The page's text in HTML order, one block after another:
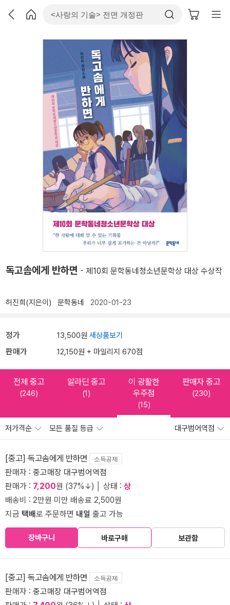
독고솜에게 반하면 - 제10회 문학동네청소년문학상 대상 수상작
허진희(지은이) 문학동네 2020-01-23
정가 13,500원 새상품보기
판매가 12,150원 + 마일리지 670점
전체 중고
(246)
알라딘 중고
(1)
이 광활한
우주점
(15)
판매자 중고
(230)
저가격순 모든 품질 등급 대구범어역점
[중고] 독고솜에게 반하면 소득공제
판매자 : 중고매장 대구범어역점
판매가 : 7,200원 (37%↓) │ 상태 : 상
배송비 : 2만원 미만 배송료 2,500원
지금 택배로 주문하면 내일 출고 가능
장바구니 바로구매 보관함
[중고] 독고솜에게 반하면 소득공제
판매자 : 중고매장 대구범어역점